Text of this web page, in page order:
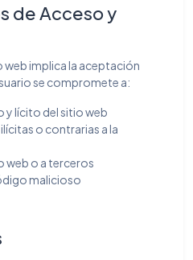
de Acceso y
web implica la aceptación
se compromete a:
y lícito del sitio web
o contrarias a la
web o a terceros
malicioso